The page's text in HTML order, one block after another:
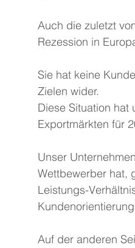
Auch die zuletzt
Rezession in
Sie hat keine
Zielen wider.
Diese Situation hat
Exportmärkten für
Unser
Wettbewerber hat,
Leistungs-
Auf der anderen